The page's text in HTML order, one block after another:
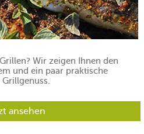
Wir zeigen Ihnen den
und ein paar praktische
ansehen